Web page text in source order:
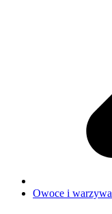
Owoce i warzywa